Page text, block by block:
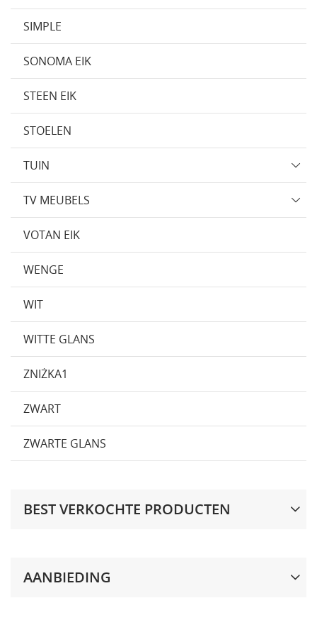
SIMPLE
SONOMA EIK
STEEN EIK
STOELEN
TUIN
TV MEUBELS
VOTAN EIK
WENGE
WIT
WITTE GLANS
ZNIŻKA1
ZWART
ZWARTE GLANS
BEST VERKOCHTE PRODUCTEN
AANBIEDING